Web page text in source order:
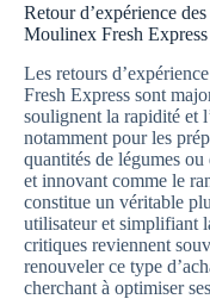
Retour d’expérience
Moulinex Fresh Express
Les retours
Fresh Express sont
soulignent la rapidité et
notamment pour les
quantités de légumes
et innovant comme le
constitue un véritable
utilisateur et simplifiant
critiques reviennent
renouveler ce type
cherchant à optimiser